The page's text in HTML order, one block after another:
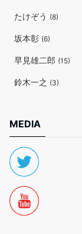
たけぞう (8)
坂本彰 (6)
早見雄二郎 (15)
鈴木一之 (3)
MEDIA